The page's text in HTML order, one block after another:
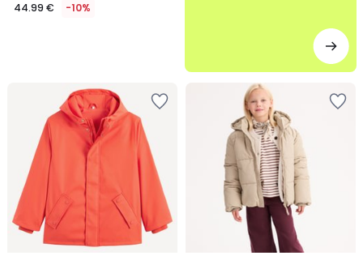
44.99 € -10%